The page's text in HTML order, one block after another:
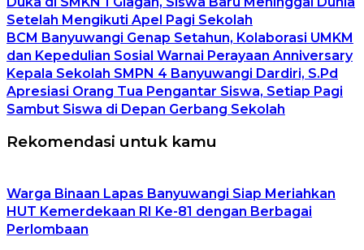
Setelah Mengikuti Apel Pagi Sekolah
BCM Banyuwangi Genap Setahun, Kolaborasi UMKM
dan Kepedulian Sosial Warnai Perayaan Anniversary
Kepala Sekolah SMPN 4 Banyuwangi Dardiri, S.Pd
Apresiasi Orang Tua Pengantar Siswa, Setiap Pagi
Sambut Siswa di Depan Gerbang Sekolah
Rekomendasi untuk kamu
Warga Binaan Lapas Banyuwangi Siap Meriahkan
HUT Kemerdekaan RI Ke-81 dengan Berbagai
Perlombaan